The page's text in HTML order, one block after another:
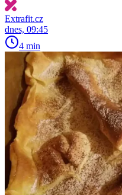
Extrafit.cz
dnes, 09:45
4 min